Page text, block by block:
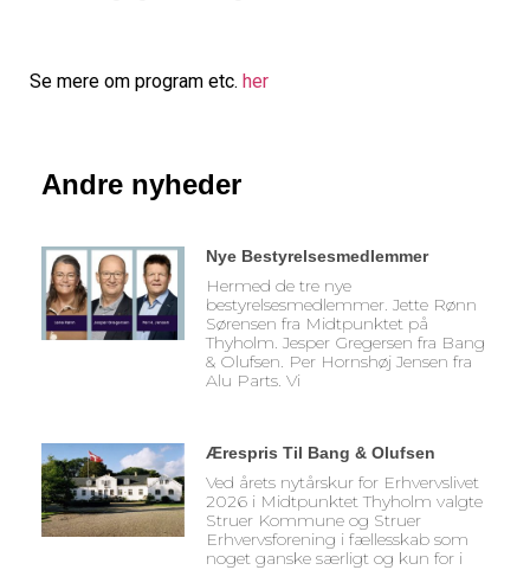
Se mere om program etc. her
Andre nyheder
Nye Bestyrelsesmedlemmer
Hermed de tre nye
bestyrelsesmedlemmer. Jette Rønn
Sørensen fra Midtpunktet på
Thyholm. Jesper Gregersen fra Bang
& Olufsen. Per Hornshøj Jensen fra
Alu Parts. Vi
Ærespris Til Bang & Olufsen
Ved årets nytårskur for Erhvervslivet
2026 i Midtpunktet Thyholm valgte
Struer Kommune og Struer
Erhvervsforening i fællesskab som
noget ganske særligt og kun for i